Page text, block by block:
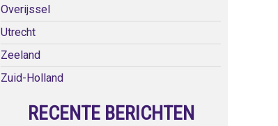
Overijssel
Utrecht
Zeeland
Zuid-Holland
RECENTE BERICHTEN